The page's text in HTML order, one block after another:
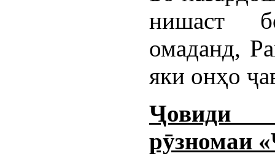
нишаст
омаданд,
яки онҳо
Ҷовиди
рӯзномаи